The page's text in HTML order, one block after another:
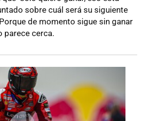
sobre cuál será su siguiente
de momento sigue sin ganar
parece cerca.